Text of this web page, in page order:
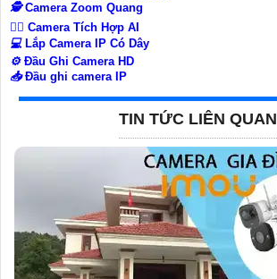
🕵️Camera Zoom Quang
🧛‍♀️ Camera Tích Hợp AI
💻Lắp Camera IP Có Dây
⚙️Đầu Ghi Camera HD
📥Đầu ghi camera IP
TIN TỨC LIÊN QUAN